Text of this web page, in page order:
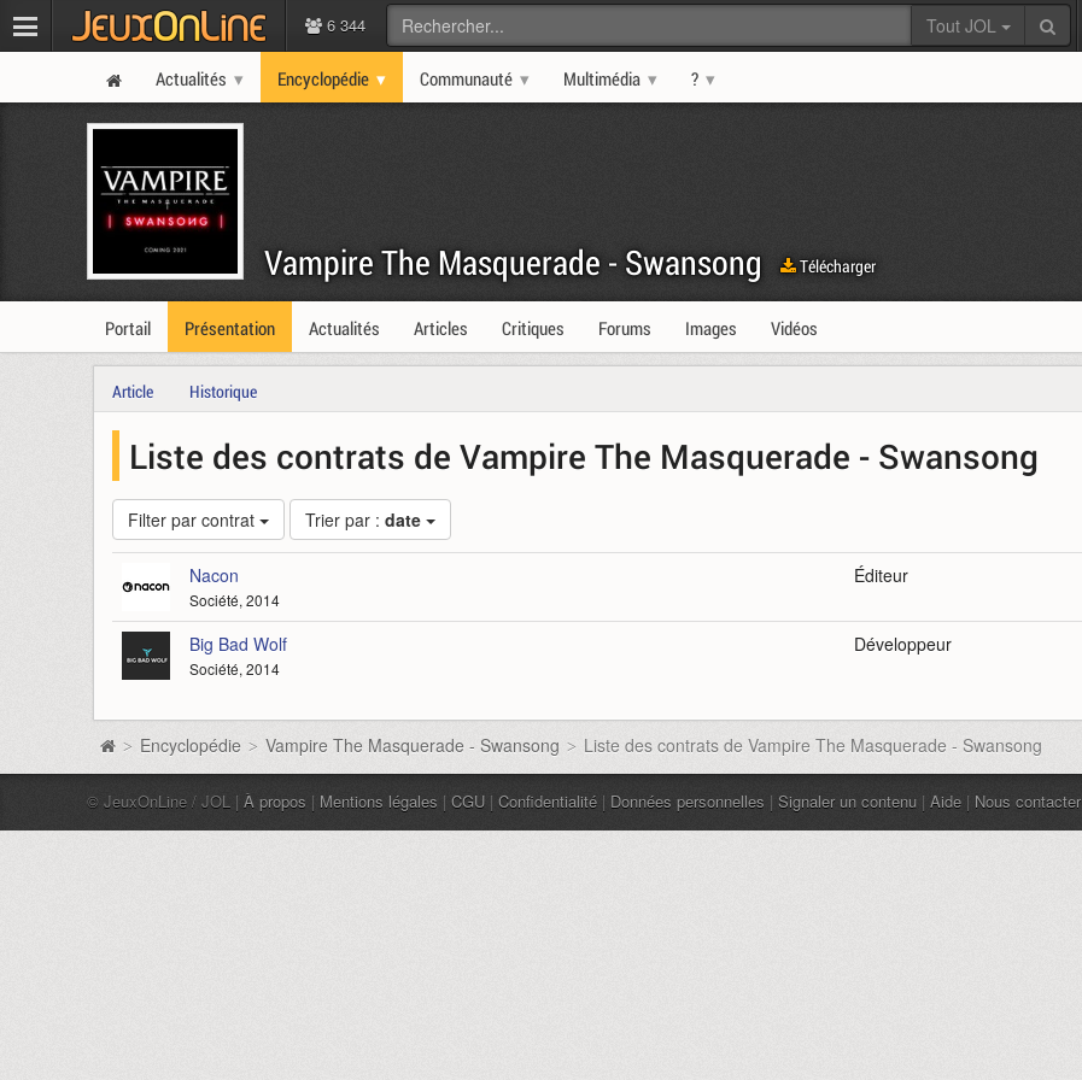
6 344 Tout JOL
Actualités Encyclopédie Communauté Multimédia ?
Vampire The Masquerade - Swansong Télécharger
Portail Présentation Actualités Articles Critiques Forums Images Vidéos
Article Historique
Liste des contrats de Vampire The Masquerade - Swansong
Filter par contrat Trier par : date
Nacon
Société, 2014
Éditeur
Big Bad Wolf
Société, 2014
Développeur
> Encyclopédie > Vampire The Masquerade - Swansong > Liste des contrats de Vampire The Masquerade - Swansong
© JeuxOnLine / JOL | À propos | Mentions légales | CGU | Confidentialité | Données personnelles | Signaler un contenu | Aide | Nous contacter